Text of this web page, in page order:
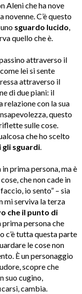
Aleni che ha nove
novenne. C’è questo
sguardo lucido,
quello che è.
attraverso il
lei si sente
attraverso il
di due piani: il
relazione con la sua
questo
sulle cose.
che ho scelto
sguardi.
prima persona, ma è
che non cade in
io sento” – sia
mi serviva la terza
che il punto di
prima persona che
c’è tutta questa parte
le cose non
È un personaggio
scopre che
suo cugino,
cambia.